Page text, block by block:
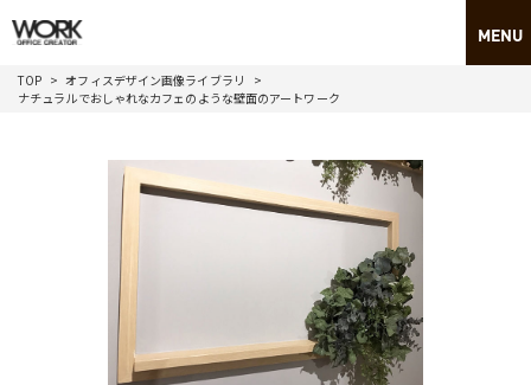
TOP
オフィスデザイン画像ライブラリ
ナチュラルでおしゃれなカフェのような壁面のアートワーク